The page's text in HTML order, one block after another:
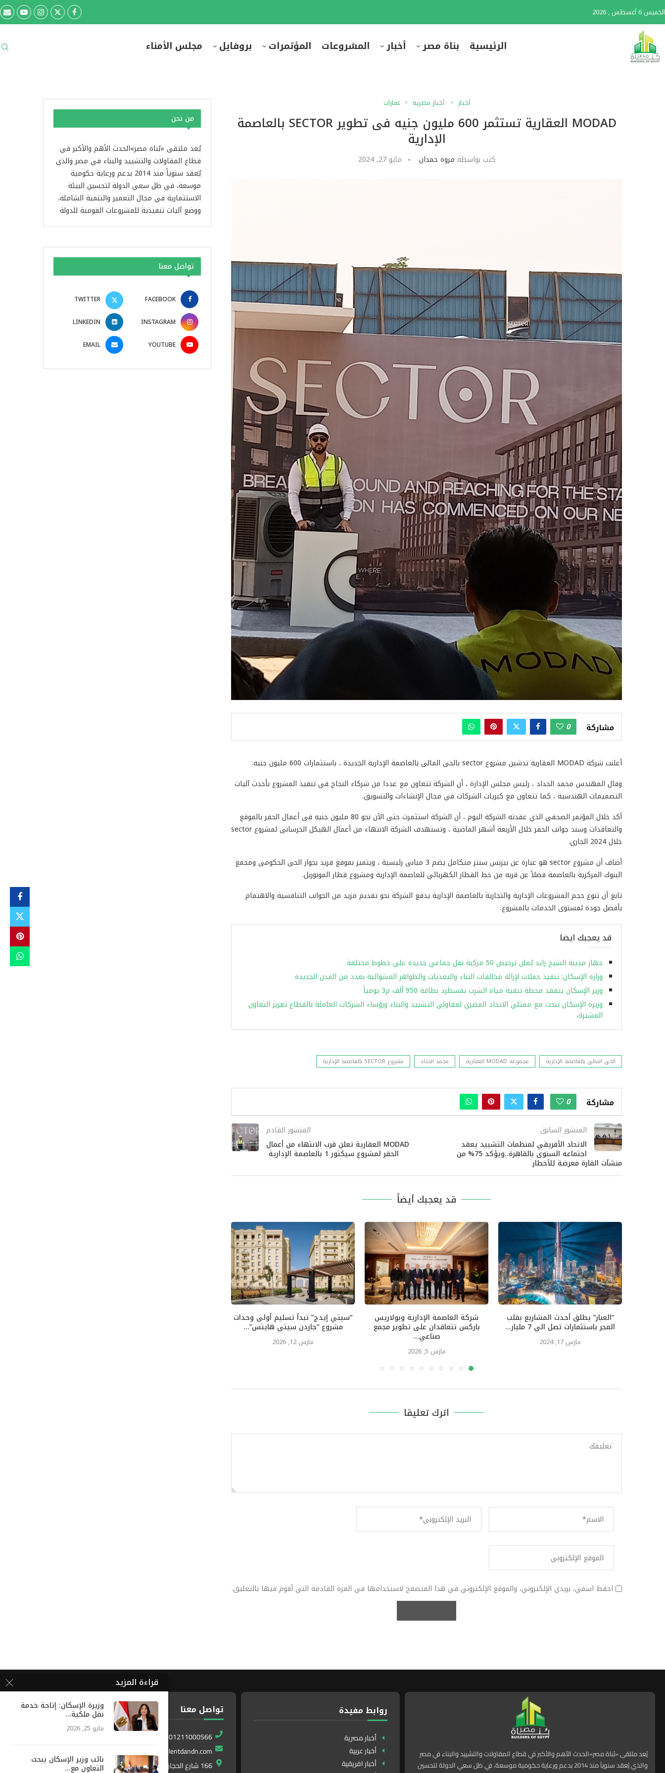
الخميس 6 أغسطس , 2026
الرئيسية بناة مصر أخبار المشروعات المؤتمرات بروفايل مجلس الأمناء
أخبار أخبار مصرية عقارات
MODAD العقارية تستثمر 600 مليون جنيه فى تطوير SECTOR بالعاصمة
الإدارية
كتب بواسطة مروة حمدان مايو 27, 2024
مشاركة 0
أعلنت شركة MODAD العقارية تدشين مشروع sector بالحى المالى بالعاصمة الإدارية الجديدة ، باستثمارات 600 مليون جنيه.
وقال المهندس محمد الحداد ، رئيس مجلس الإدارة ، أن الشركة تتعاون مع عددا من شركاء النجاح في تنفيذ المشروع بأحدث آليات
التصميمات الهندسية ، كما تتعاون مع كبريات الشركات في مجال الإنشاءات والتسويق.
أكد خلال المؤتمر الصحفي الذي عقدته الشركة اليوم ، أن الشركة استثمرت حتى الآن نحو 80 مليون جنيه فى أعمال الحفر بالموقع
والتعاقدات وسند جوانب الحفر خلال الأربعة أشهر الماضية ، وتستهدف الشركة الانتهاء من أعمال الهيكل الخرسانى لمشروع sector
خلال 2024 الجاري.
أضاف أن مشروع sector هو عبارة عن بيزنس سنتر متكامل يضم 3 مبانى رئيسية ، ويتميز بموقع فريد بجوار الحى الحكومى ومجمع
البنوك المركزية بالعاصمة فضلاً عن قربه من خط القطار الكهربائي للعاصمة الإدارية ومشروع قطار المونوريل.
تابع أن تنوع حجم المشروعات الإدارية والتجارية بالعاصمة الإدارية يدفع الشركة نحو تقديم مزيد من الجوانب التنافسية والاهتمام
بأفضل جودة لمستوى الخدمات بالمشروع.
قد يعجبك ايضا
جهاز مدينة الشيخ زايد يُعلن ترخيص 50 مركبة نقل جماعي جديدة على خطوط مختلفة
وزارة الإسكان: تنفيذ حملات لإزالة مخالفات البناء والتعديات والظواهر العشوائية بعدد من المدن الجديدة
وزير الإسكان يتفقد محطة تنقية مياه الشرب بمسطرد بطاقة 950 ألف م3 يومياً
وزيرة الإسكان تبحث مع ممثلي الاتحاد المصري لمقاولي التشييد والبناء ورؤساء الشركات العاملة بالقطاع تعزيز التعاون
المشترك
الحى المالى بالعاصمة الإدارية مجموعة MODAD العقارية محمد الحداد مشروع SECTOR بالعاصمة الإدارية
مشاركة 0
المنشور السابق
الاتحاد الأفريقي لمنظمات التشييد يعقد
اجتماعه السنوى بالقاهرة..ويؤكد 75% من
منشآت القارة معرضة للأخطار
المنشور القادم
MODAD العقارية تعلن قرب الانتهاء من أعمال
الحفر لمشروع سيكتور 1 بالعاصمة الإدارية
قد يعجبك أيضاً
“العبار” يطلق أحدث المشاريع بقلب
المجر باستثمارات تصل الي 7 مليار...
مارس 17, 2024
شركة العاصمة الإدارية وبولاريس
باركس تتعاقدان على تطوير مجمع
صناعي...
مارس 5, 2026
“سيتي إيدج” تبدأ تسليم أولى وحدات
مشروع “جاردن سيتي هايتس”...
مارس 12, 2026
اترك تعليقا
احفظ اسمي، بريدي الإلكتروني، والموقع الإلكتروني في هذا المتصفح لاستخدامها في المرة القادمة التي أقوم فيها بالتعليق.
من نحن
يُعد ملتقى «بُناة مصر»الحدث الأهم والأكبر في
قطاع المقاولات والتشييد والبناء في مصر والذي
يُعقد سنوياً منذ 2014 بدعم ورعاية حكومية
موسعة، في ظل سعي الدولة لتحسين البيئة
الاستثمارية في مجال التعمير والتنمية الشاملة،
ووضع آليات تنفيذية للمشروعات القومية للدولة
تواصل معنا
FACEBOOK
TWITTER
INSTAGRAM
LINKEDIN
YOUTUBE
EMAIL
يُعد ملتقى «بُناة مصر»الحدث الأهم والأكبر في قطاع المقاولات والتشييد والبناء في مصر
والذي يُعقد سنوياً منذ 2014 بدعم ورعاية حكومية موسعة، في ظل سعي الدولة لتحسين
روابط مفيدة
أخبار مصرية
أخبار عربية
أخبار افريقية
تواصل معنا
01211000566
info@excellentdandn.com
166 شارع الحجاز المطار ، النزهة ، القاهرة ، مصر
قراءة المزيد
وزيرة الإسكان: إتاحة خدمة
نقل ملكية...
مايو 25, 2026
نائب وزير الإسكان يبحث
التعاون مع...